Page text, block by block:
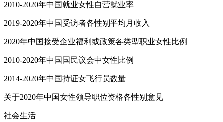
2010-2020年中国就业女性自营就业率
2019-2020年中国受访者各性别平均月收入
2020年中国接受企业福利或政策各类型职业女性比例
2010-2020年中国国民议会中女性比例
2014-2020年中国持证女飞行员数量
关于2020年中国女性领导职位资格各性别意见
社会生活